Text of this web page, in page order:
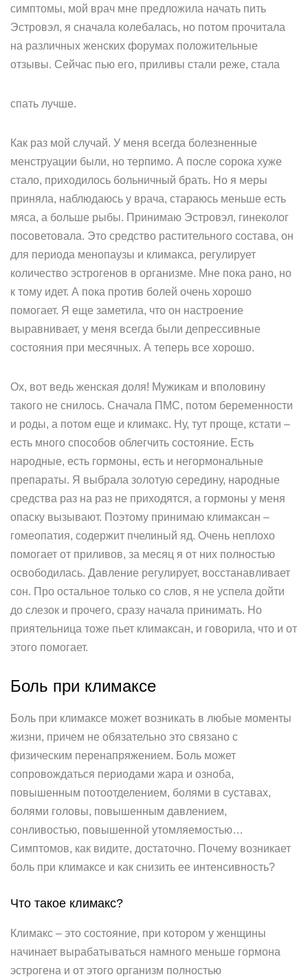
симптомы, мой врач мне предложила начать пить
Эстровэл, я сначала колебалась, но потом прочитала
на различных женских форумах положительные
отзывы. Сейчас пью его, приливы стали реже, стала
спать лучше.
Как раз мой случай. У меня всегда болезненные
менструации были, но терпимо. А после сорока хуже
стало, приходилось больничный брать. Но я меры
приняла, наблюдаюсь у врача, стараюсь меньше есть
мяса, а больше рыбы. Принимаю Эстровэл, гинеколог
посоветовала. Это средство растительного состава, он
для периода менопаузы и климакса, регулирует
количество эстрогенов в организме. Мне пока рано, но
к тому идет. А пока против болей очень хорошо
помогает. Я еще заметила, что он настроение
выравнивает, у меня всегда были депрессивные
состояния при месячных. А теперь все хорошо.
Ох, вот ведь женская доля! Мужикам и вполовину
такого не снилось. Сначала ПМС, потом беременности
и роды, а потом еще и климакс. Ну, тут проще, кстати –
есть много способов облегчить состояние. Есть
народные, есть гормоны, есть и негормональные
препараты. Я выбрала золотую середину, народные
средства раз на раз не приходятся, а гормоны у меня
опаску вызывают. Поэтому принимаю климаксан –
гомеопатия, содержит пчелиный яд. Очень неплохо
помогает от приливов, за месяц я от них полностью
освободилась. Давление регулирует, восстанавливает
сон. Про остальное только со слов, я не успела дойти
до слезок и прочего, сразу начала принимать. Но
приятельница тоже пьет климаксан, и говорила, что и от
этого помогает.
Боль при климаксе
Боль при климаксе может возникать в любые моменты
жизни, причем не обязательно это связано с
физическим перенапряжением. Боль может
сопровождаться периодами жара и озноба,
повышенным потоотделением, болями в суставах,
болями головы, повышенным давлением,
сонливостью, повышенной утомляемостью…
Симптомов, как видите, достаточно. Почему возникает
боль при климаксе и как снизить ее интенсивность?
Что такое климакс?
Климакс – это состояние, при котором у женщины
начинает вырабатываться намного меньше гормона
эстрогена и от этого организм полностью